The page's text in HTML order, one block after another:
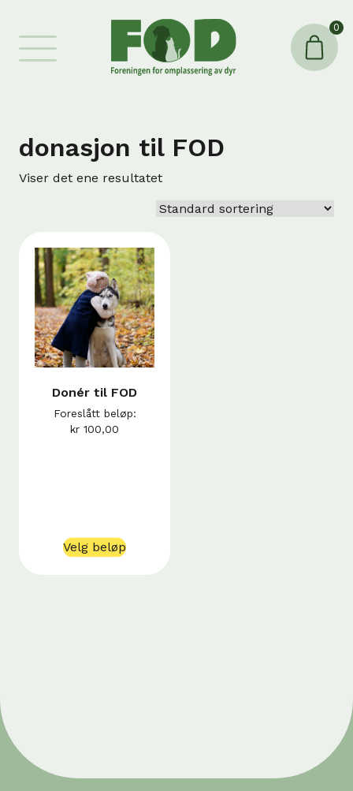
0
donasjon til FOD
Viser det ene resultatet
Donér til FOD
Foreslått beløp:
kr 100,00
Velg beløp